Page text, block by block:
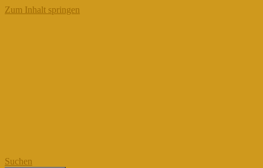
Zum Inhalt springen
Suchen